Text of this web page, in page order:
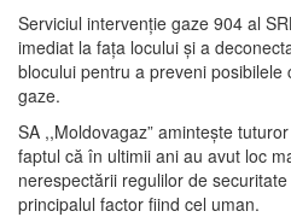
Serviciul intervenție gaze 904 al
imediat la fața locului și a
blocului pentru a preveni
gaze.
SA ,,Moldovagaz” amintește
faptul că în ultimii ani au avut loc
nerespectării regulilor de
principalul factor fiind cel uman.